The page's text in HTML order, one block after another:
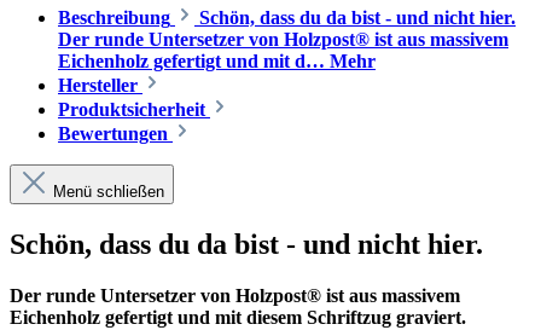
Beschreibung
Schön, dass du da bist - und nicht hier.
Der runde Untersetzer von Holzpost® ist aus massivem
Eichenholz gefertigt und mit d… Mehr
Hersteller
Produktsicherheit
Bewertungen
Menü schließen
Schön, dass du da bist - und nicht hier.
Der runde Untersetzer von Holzpost® ist aus massivem
Eichenholz gefertigt und mit diesem Schriftzug graviert.